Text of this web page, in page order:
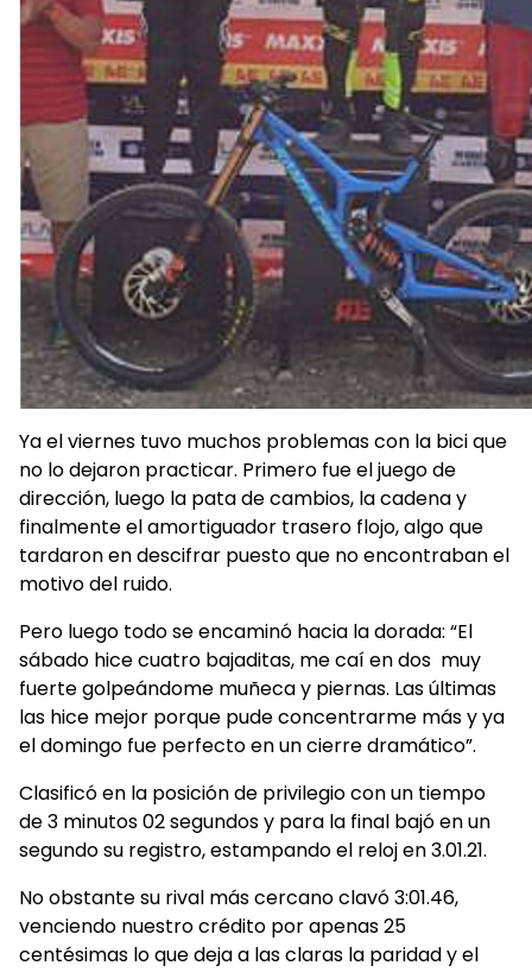
Ya el viernes tuvo muchos problemas con la bici que
no lo dejaron practicar. Primero fue el juego de
dirección, luego la pata de cambios, la cadena y
finalmente el amortiguador trasero flojo, algo que
tardaron en descifrar puesto que no encontraban el
motivo del ruido.
Pero luego todo se encaminó hacia la dorada: “El
sábado hice cuatro bajaditas, me caí en dos muy
fuerte golpeándome muñeca y piernas. Las últimas
las hice mejor porque pude concentrarme más y ya
el domingo fue perfecto en un cierre dramático”.
Clasificó en la posición de privilegio con un tiempo
de 3 minutos 02 segundos y para la final bajó en un
segundo su registro, estampando el reloj en 3.01.21.
No obstante su rival más cercano clavó 3:01.46,
venciendo nuestro crédito por apenas 25
centésimas lo que deja a las claras la paridad y el